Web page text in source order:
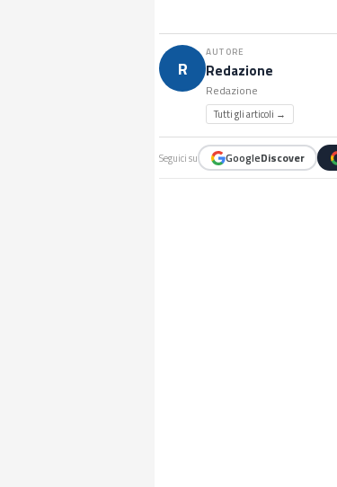
R
AUTORE
Redazione
Redazione
Tutti gli articoli →
Seguici su GoogleDiscover